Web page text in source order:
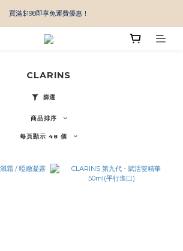
買滿$198即享免運費優惠！
CLARINS
篩選
商品排序
每頁顯示 48 個